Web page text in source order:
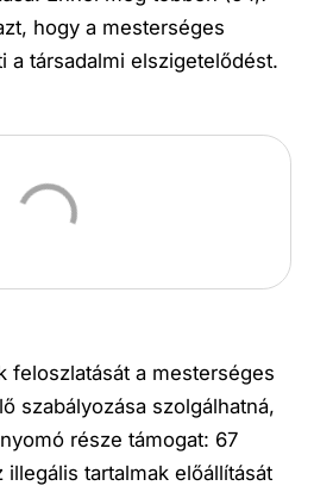
hogy a mesterséges
a társadalmi elszigetelődést.
feloszlatását a mesterséges
szabályozása szolgálhatná,
része támogat: 67
tartalmak előállítását